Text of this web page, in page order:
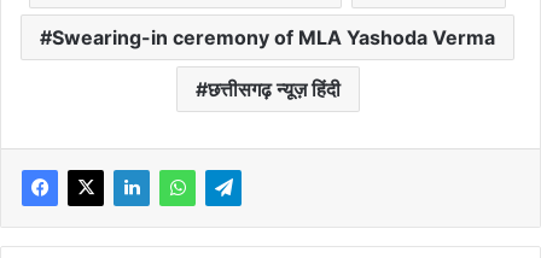
Swearing-in ceremony of MLA Yashoda Verma
छत्तीसगढ़ न्यूज़ हिंदी